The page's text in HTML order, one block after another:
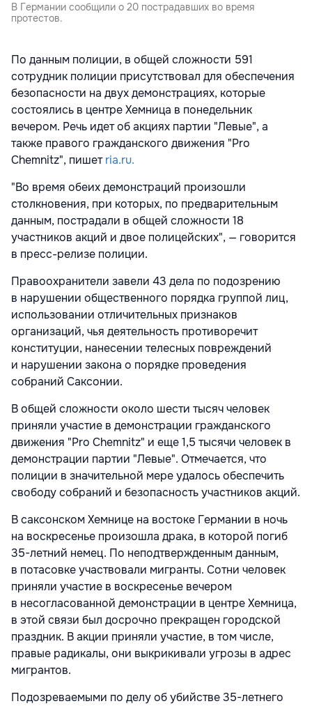
В Германии сообщили о 20 пострадавших во время
протестов.
По данным полиции, в общей сложности 591
сотрудник полиции присутствовал для обеспечения
безопасности на двух демонстрациях, которые
состоялись в центре Хемница в понедельник
вечером. Речь идет об акциях партии "Левые", а
также правого гражданского движения "Pro
Chemnitz", пишетria.ru.
"Во время обеих демонстраций произошли
столкновения, при которых, по предварительным
данным, пострадали в общей сложности 18
участников акций и двое полицейских", — говорится
в пресс-релизе полиции.
Правоохранители завели 43 дела по подозрению
в нарушении общественного порядка группой лиц,
использовании отличительных признаков
организаций, чья деятельность противоречит
конституции, нанесении телесных повреждений
и нарушении закона о порядке проведения
собраний Саксонии.
В общей сложности около шести тысяч человек
приняли участие в демонстрации гражданского
движения "Pro Chemnitz" и еще 1,5 тысячи человек в
демонстрации партии "Левые". Отмечается, что
полиции в значительной мере удалось обеспечить
свободу собраний и безопасность участников акций.
В саксонском Хемнице на востоке Германии в ночь
на воскресенье произошла драка, в которой погиб
35-летний немец. По неподтвержденным данным,
в потасовке участвовали мигранты. Сотни человек
приняли участие в воскресенье вечером
в несогласованной демонстрации в центре Хемница,
в этой связи был досрочно прекращен городской
праздник. В акции приняли участие, в том числе,
правые радикалы, они выкрикивали угрозы в адрес
мигрантов.
Подозреваемыми по делу об убийстве 35-летнего